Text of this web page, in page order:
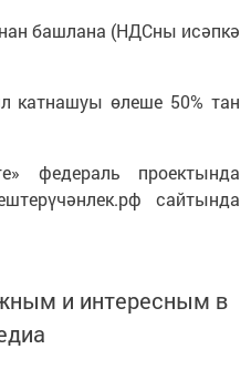
башлана (НДСны исәпкә
катнашуы өлеше 50% тан
федераль проектында
сайтында
и интересным в